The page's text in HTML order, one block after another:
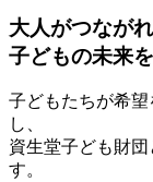
大人がつながれ
子どもの未来
子どもたちが希
し、
資生堂子ども財
す。